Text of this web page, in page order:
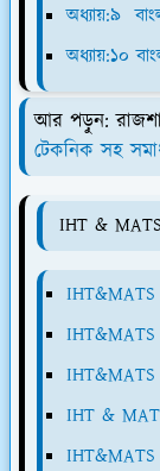
অধ্যায়:৯
অধ্যায়:১০
আর পড়ুন:
টেকনিক সহ
IHT &
IHT&MATS
IHT &
IHT&MATS